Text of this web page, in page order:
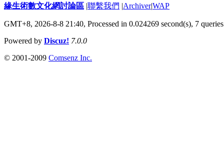
緣生術數文化網討論區 |聯繫我們 |Archiver|WAP
GMT+8, 2026-8-8 21:40, Processed in 0.024269 second(s), 7 queries
Powered by Discuz! 7.0.0
© 2001-2009 Comsenz Inc.